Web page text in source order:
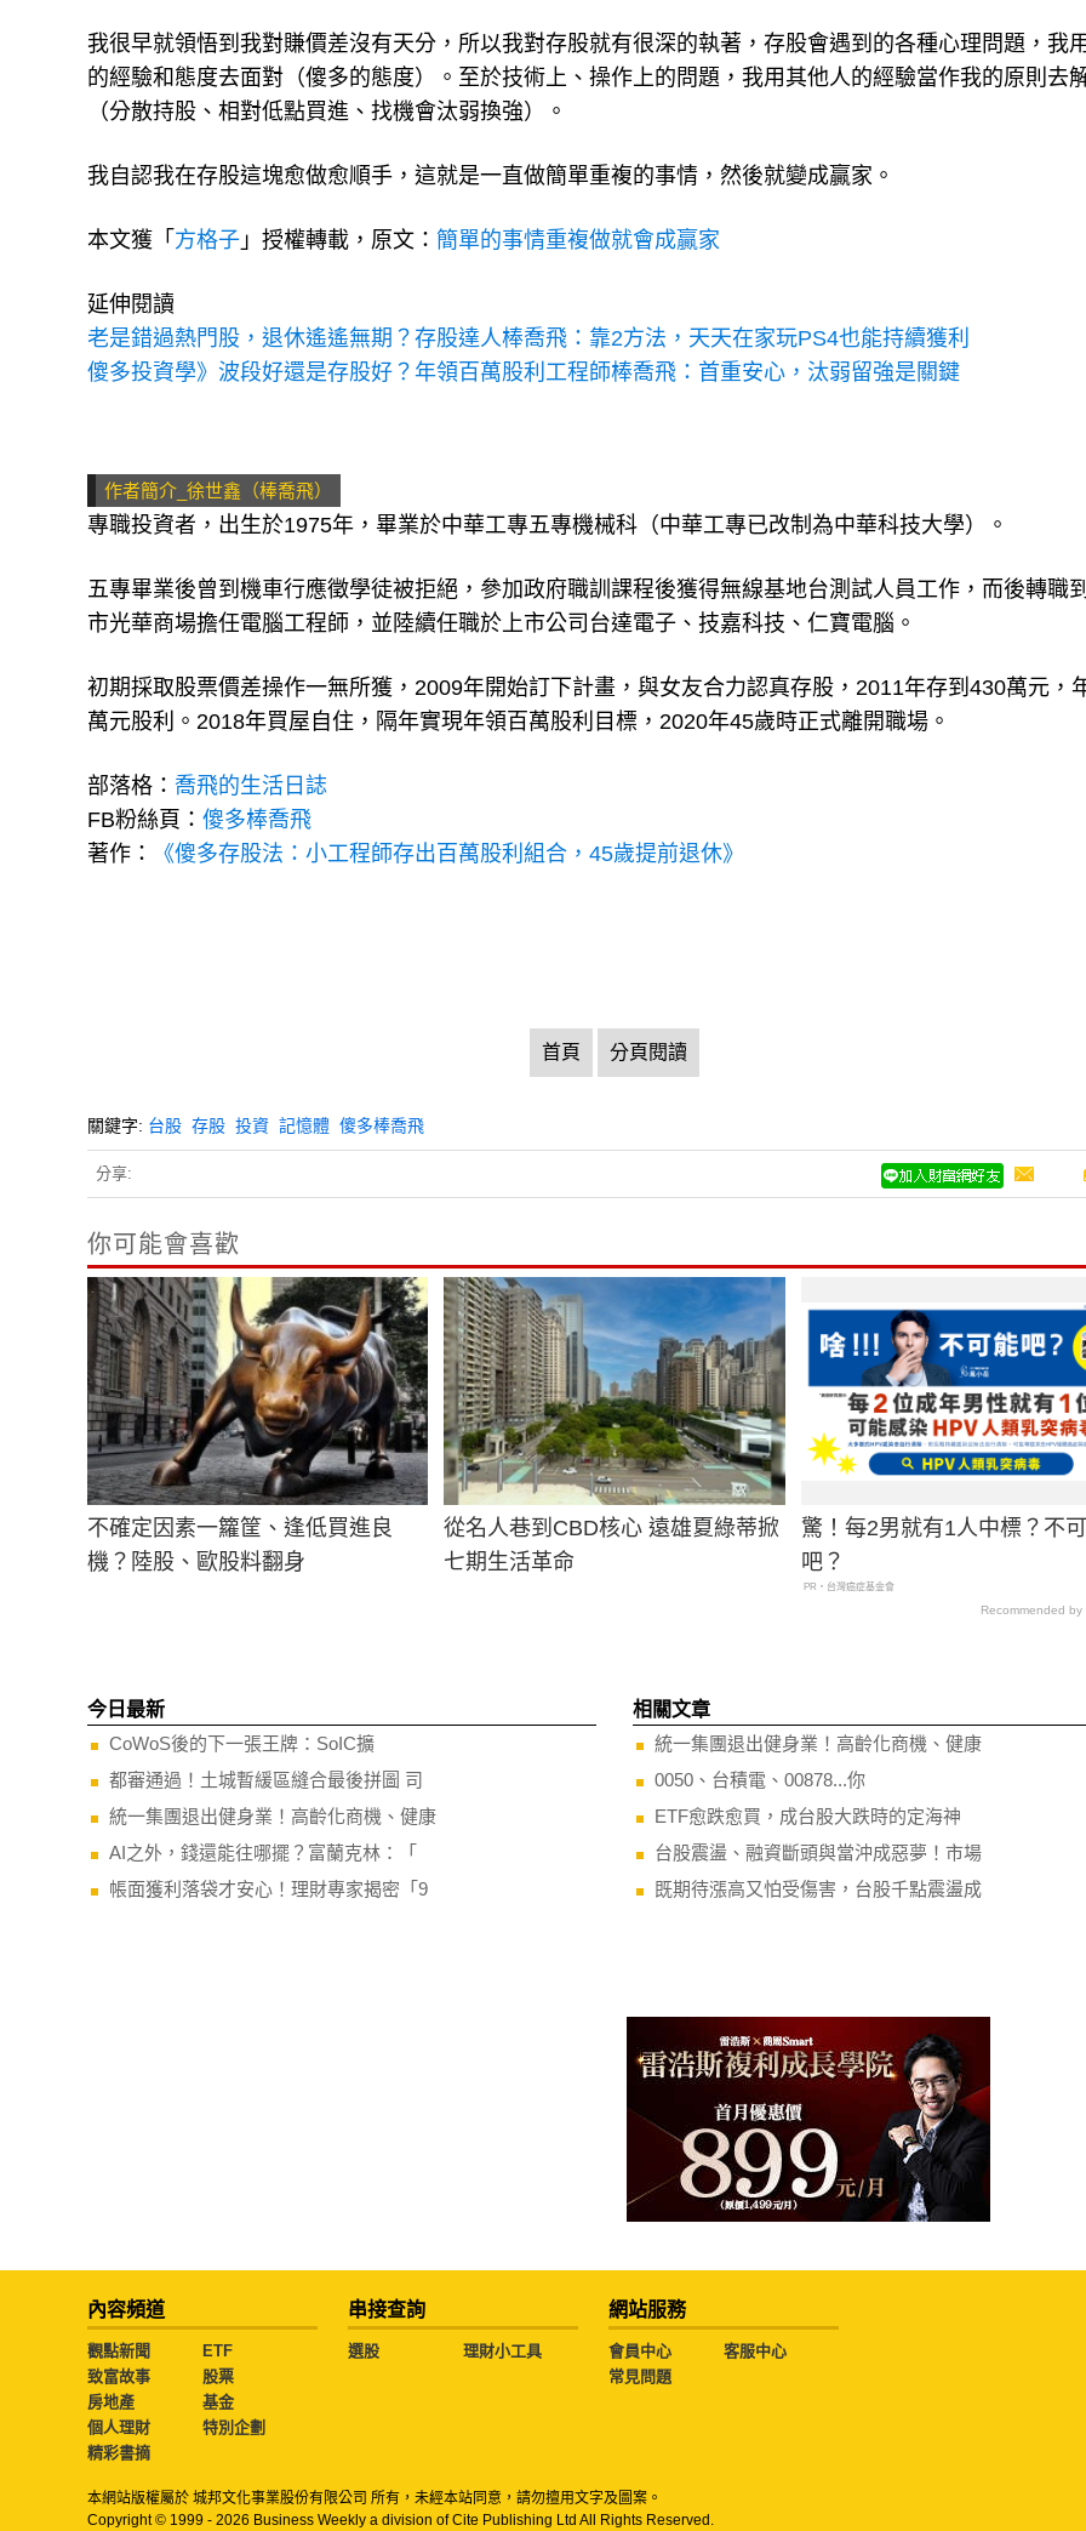
我很早就領悟到我對賺價差沒有天分，所以我對存股就有很深的執著，存股會遇到的各種心理問題，我
的經驗和態度去面對（傻多的態度）。至於技術上、操作上的問題，我用其他人的經驗當作我的原則去
（分散持股、相對低點買進、找機會汰弱換強）。
我自認我在存股這塊愈做愈順手，這就是一直做簡單重複的事情，然後就變成贏家。
本文獲「 方格子 」授權轉載，原文： 簡單的事情重複做就會成贏家
延伸閱讀
老是錯過熱門股，退休遙遙無期？存股達人棒喬飛：靠2方法，天天在家玩PS4也能持續獲利
傻多投資學》波段好還是存股好？年領百萬股利工程師棒喬飛：首重安心，汰弱留強是關鍵
作者簡介_徐世鑫（棒喬飛）
專職投資者，出生於1975年，畢業於中華工專五專機械科（中華工專已改制為中華科技大學）。
五專畢業後曾到機車行應徵學徒被拒絕，參加政府職訓課程後獲得無線基地台測試人員工作，而後轉職
市光華商場擔任電腦工程師，並陸續任職於上市公司台達電子、技嘉科技、仁寶電腦。
初期採取股票價差操作一無所獲，2009年開始訂下計畫，與女友合力認真存股，2011年存到430萬元，
萬元股利。2018年買屋自住，隔年實現年領百萬股利目標，2020年45歲時正式離開職場。
部落格： 喬飛的生活日誌
FB粉絲頁： 傻多棒喬飛
著作：
《傻多存股法：小工程師存出百萬股利組合，45歲提前退休》
首頁 分頁閱讀
關鍵字: 台股 存股 投資 記憶體 傻多棒喬飛
分享:
你可能會喜歡
不確定因素一籮筐、逢低買進良
機？陸股、歐股料翻身
從名人巷到CBD核心 遠雄夏綠蒂掀
七期生活革命
驚！每2男就有1人中標？不
吧？
PR・台灣癌症基金會
Recommended by
今日最新
CoWoS後的下一張王牌：SoIC擴
都審通過！土城暫緩區縫合最後拼圖 司
統一集團退出健身業！高齡化商機、健康
AI之外，錢還能往哪擺？富蘭克林：「
帳面獲利落袋才安心！理財專家揭密「9
相關文章
統一集團退出健身業！高齡化商機、健康
0050、台積電、00878...你
ETF愈跌愈買，成台股大跌時的定海神
台股震盪、融資斷頭與當沖成惡夢！市場
既期待漲高又怕受傷害，台股千點震盪成
內容頻道
觀點新聞
ETF
致富故事
股票
房地產
基金
個人理財
特別企劃
精彩書摘
串接查詢
選股 理財小工具
網站服務
會員中心
客服中心
常見問題
本網站版權屬於 城邦文化事業股份有限公司 所有，未經本站同意，請勿擅用文字及圖案。
Copyright © 1999 - 2026 Business Weekly a division of Cite Publishing Ltd All Rights Reserved.